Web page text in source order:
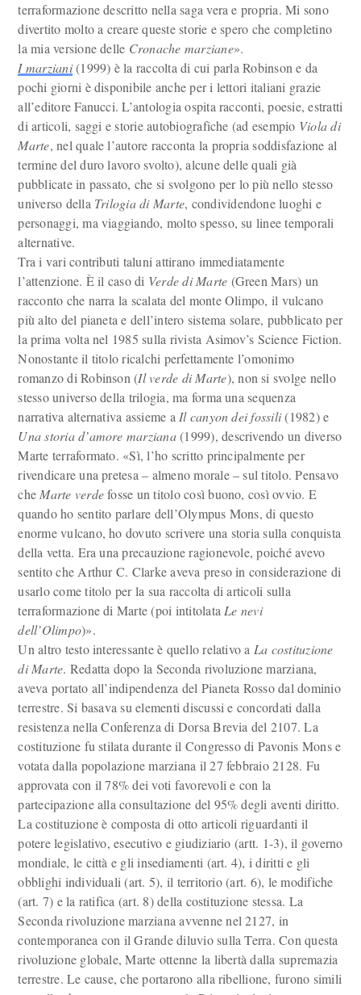
terraformazione descritto nella saga vera e propria. Mi sono
divertito molto a creare queste storie e spero che completino
la mia versione delle Cronache marziane».
I marziani(1999) è la raccolta di cui parla Robinson e da
pochi giorni è disponibile anche per i lettori italiani grazie
all’editore Fanucci. L’antologia ospita racconti, poesie, estratti
di articoli, saggi e storie autobiografiche (ad esempio Viola di
Marte, nel quale l’autore racconta la propria soddisfazione al
termine del duro lavoro svolto), alcune delle quali già
pubblicate in passato, che si svolgono per lo più nello stesso
universo della Trilogia di Marte, condividendone luoghi e
personaggi, ma viaggiando, molto spesso, su linee temporali
alternative.
Tra i vari contributi taluni attirano immediatamente
l’attenzione. È il caso di Verde di Marte (Green Mars) un
racconto che narra la scalata del monte Olimpo, il vulcano
più alto del pianeta e dell’intero sistema solare, pubblicato per
la prima volta nel 1985 sulla rivista Asimov’s Science Fiction.
Nonostante il titolo ricalchi perfettamente l’omonimo
romanzo di Robinson (Il verde di Marte), non si svolge nello
stesso universo della trilogia, ma forma una sequenza
narrativa alternativa assieme a Il canyon dei fossili(1982) e
Una storia d’amore marziana(1999), descrivendo un diverso
Marte terraformato. «Sì, l’ho scritto principalmente per
rivendicare una pretesa – almeno morale – sul titolo. Pensavo
che Marte verdefosse un titolo così buono, così ovvio. E
quando ho sentito parlare dell’Olympus Mons, di questo
enorme vulcano, ho dovuto scrivere una storia sulla conquista
della vetta. Era una precauzione ragionevole, poiché avevo
sentito che Arthur C. Clarke aveva preso in considerazione di
usarlo come titolo per la sua raccolta di articoli sulla
terraformazione di Marte (poi intitolata Le nevi
dell’Olimpo)».
Un altro testo interessante è quello relativo a La costituzione
di Marte. Redatta dopo la Seconda rivoluzione marziana,
aveva portato all’indipendenza del Pianeta Rosso dal dominio
terrestre. Si basava su elementi discussi e concordati dalla
resistenza nella Conferenza di Dorsa Brevia del 2107. La
costituzione fu stilata durante il Congresso di Pavonis Mons e
votata dalla popolazione marziana il 27 febbraio 2128. Fu
approvata con il 78% dei voti favorevoli e con la
partecipazione alla consultazione del 95% degli aventi diritto.
La costituzione è composta di otto articoli riguardanti il
potere legislativo, esecutivo e giudiziario (artt. 1-3), il governo
mondiale, le città e gli insediamenti (art. 4), i diritti e gli
obblighi individuali (art. 5), il territorio (art. 6), le modifiche
(art. 7) e la ratifica (art. 8) della costituzione stessa. La
Seconda rivoluzione marziana avvenne nel 2127, in
contemporanea con il Grande diluvio sulla Terra. Con questa
rivoluzione globale, Marte ottenne la libertà dalla supremazia
terrestre. Le cause, che portarono alla ribellione, furono simili